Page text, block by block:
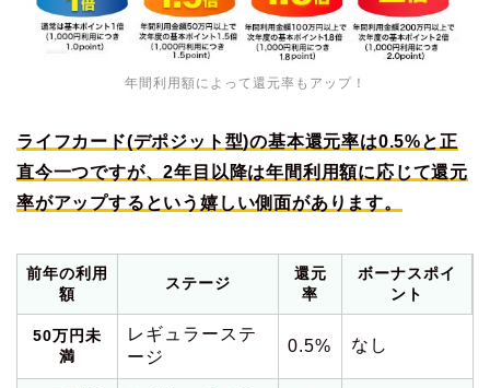
年間利用額によって還元率もアップ！
ライフカード(デポジット型)の基本還元率は0.5%と正
直今一つですが、2年目以降は年間利用額に応じて還元
率がアップするという嬉しい側面があります。
前年の利用
額
ステージ
還元
率
ボーナスポイ
ント
50万円未
満
レギュラーステ
ージ
0.5% なし